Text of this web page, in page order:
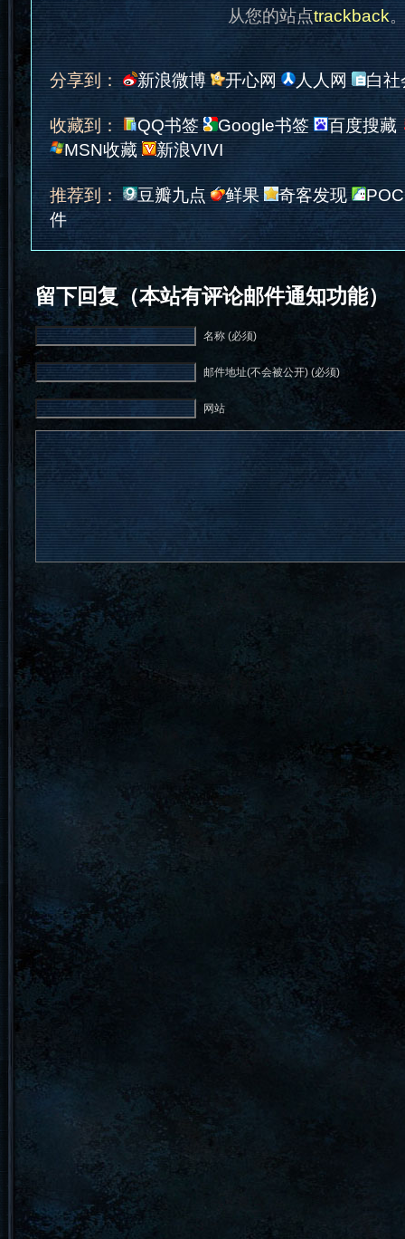
从您的站点trackback
分享到： 新浪微博 开心网 人人网 白社
收藏到： QQ书签 Google书签
百度搜藏
MSN收藏
新浪VIVI
推荐到： 豆瓣九点 鲜果 奇客发现
件
留下回复（本站有评论邮件通知功能）
名称 (必须)
邮件地址(不会被公开) (必须)
网站